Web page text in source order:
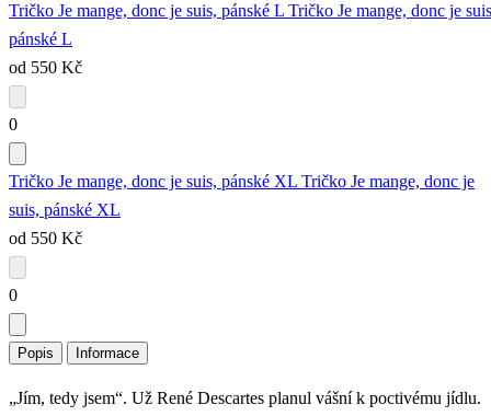
Tričko Je mange, donc je suis, pánské L Tričko Je mange, donc je
pánské L
od 550 Kč
0
Tričko Je mange, donc je suis, pánské XL Tričko Je mange, donc je
suis, pánské XL
od 550 Kč
0
Popis Informace
„Jím, tedy jsem“. Už René Descartes planul vášní k poctivému jídlu.